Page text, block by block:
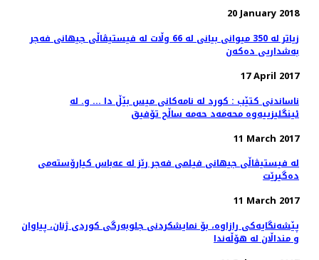
20 January 2018
زیاتر لە 350 میوانی بیانی لە 66 وڵات لە فیستیڤاڵی جیهانی فەجر
بەشداریی دەکەن
17 April 2017
ناساندنی کتێب : کورد لە نامەکانی میس بێڵ دا ... و. لە
ئینگلیزییەوە محەمەد حەمە ساڵح تۆفیق
11 March 2017
لە فیستیڤاڵی جیهانی فیلمی فەجر رێز لە عەباس کیارۆستەمی
دەگیرێت
11 March 2017
پێشەنگایەکی رازاوە، بۆ نمایشکردنی جلوبەرگی کوردی ژنان، پیاوان
و منداڵان لە هۆڵەندا